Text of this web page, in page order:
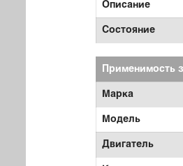
Описание
Состояние
Применимость
Марка
Модель
Двигатель